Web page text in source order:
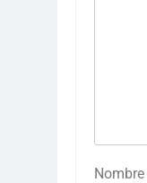
Nombre